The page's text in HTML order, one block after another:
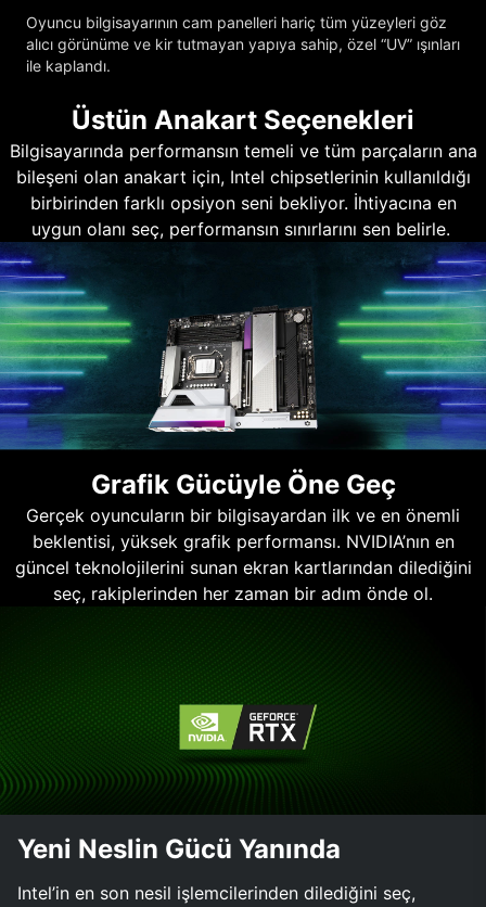
Oyuncu bilgisayarının cam panelleri hariç tüm yüzeyleri göz
alıcı görünüme ve kir tutmayan yapıya sahip, özel “UV” ışınları
ile kaplandı.
Üstün Anakart Seçenekleri
Bilgisayarında performansın temeli ve tüm parçaların ana
bileşeni olan anakart için, Intel chipsetlerinin kullanıldığı
birbirinden farklı opsiyon seni bekliyor. İhtiyacına en
uygun olanı seç, performansın sınırlarını sen belirle.
Grafik Gücüyle Öne Geç
Gerçek oyuncuların bir bilgisayardan ilk ve en önemli
beklentisi, yüksek grafik performansı. NVIDIA’nın en
güncel teknolojilerini sunan ekran kartlarından dilediğini
seç, rakiplerinden her zaman bir adım önde ol.
Yeni Neslin Gücü Yanında
Intel’in en son nesil işlemcilerinden dilediğini seç,